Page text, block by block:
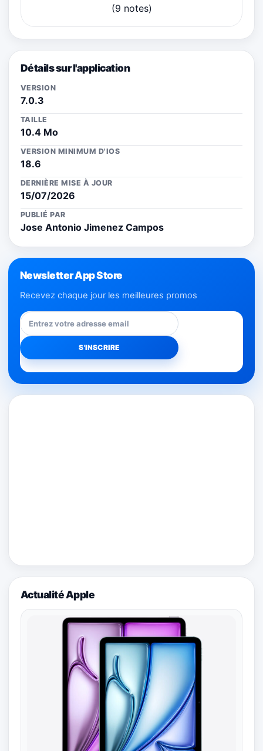
(9 notes)
Détails sur l'application
VERSION
7.0.3
TAILLE
10.4 Mo
VERSION MINIMUM D'IOS
18.6
DERNIÈRE MISE À JOUR
15/07/2026
PUBLIÉ PAR
Jose Antonio Jimenez Campos
Newsletter App Store
Recevez chaque jour les meilleures promos
Actualité Apple